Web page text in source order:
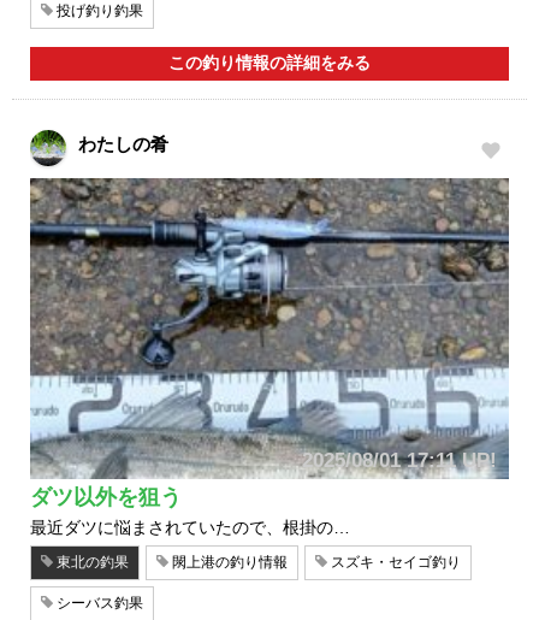
投げ釣り釣果
この釣り情報の詳細をみる
わたしの肴
2025/08/01 17:11 UP!
ダツ以外を狙う
最近ダツに悩まされていたので、根掛の…
東北の釣果 閖上港の釣り情報 スズキ・セイゴ釣り
シーバス釣果